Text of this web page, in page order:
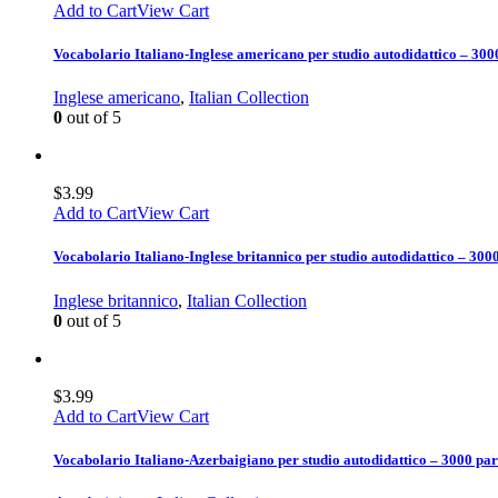
Add to CartView Cart
Vocabolario Italiano-Inglese americano per studio autodidattico –
Inglese americano, Italian Collection
0 out of 5
$3.99
Add to CartView Cart
Vocabolario Italiano-Inglese britannico per studio autodidattico –
Inglese britannico, Italian Collection
0 out of 5
$3.99
Add to CartView Cart
Vocabolario Italiano-Azerbaigiano per studio autodidattico – 3000